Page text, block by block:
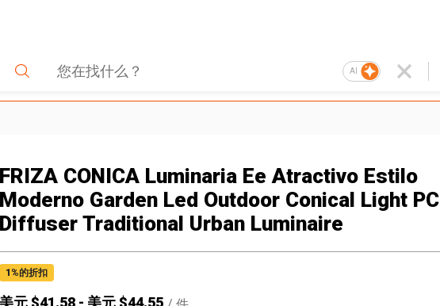
AI
FRIZA CONICA Luminaria Ee Atractivo Estilo
Moderno Garden Led Outdoor Conical Light PC
Diffuser Traditional Urban Luminaire
1 %的折扣
美元 $41.58 - 美元 $44.55